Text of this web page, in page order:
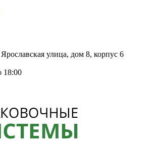
улица, дом 8, корпус 6
18:00